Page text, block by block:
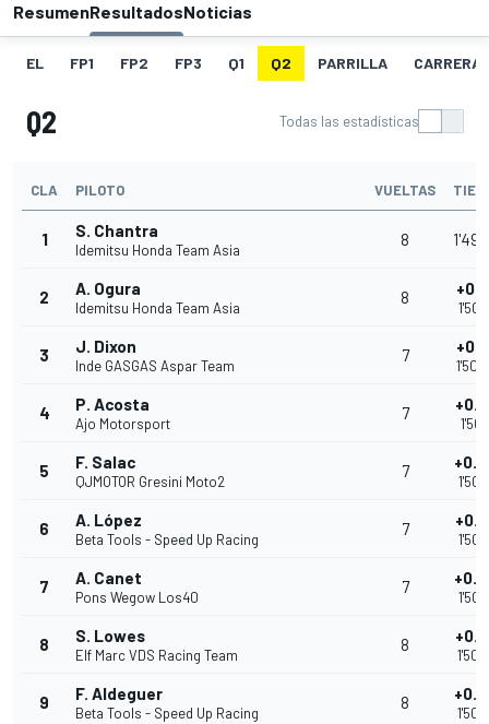
ResumenResultadosNoticias
EL FP1 FP2 FP3 Q1 Q2 PARRILLA CARRERA
Q2 Todas las estadísticas
CLA PILOTO VUELTAS
1 S. Chantra
Idemitsu Honda Team Asia
8
2 A. Ogura
Idemitsu Honda Team Asia
8
3 J. Dixon
Inde GASGAS Aspar Team
7
4 P. Acosta
Ajo Motorsport
7
5 F. Salac
QJMOTOR Gresini Moto2
7
6 A. López
Beta Tools - Speed Up Racing
7
7 A. Canet
Pons Wegow Los40
7
8 S. Lowes
Elf Marc VDS Racing Team
8
9 F. Aldeguer
Beta Tools - Speed Up Racing
8